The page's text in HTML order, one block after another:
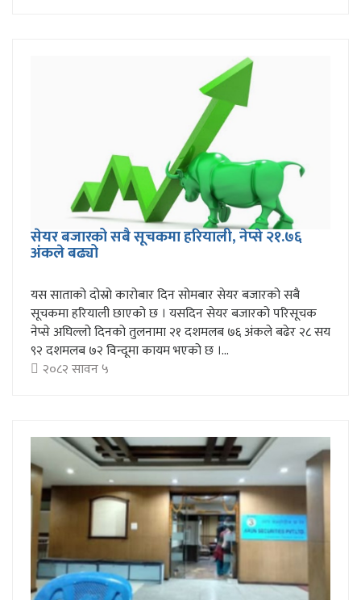
सेयर बजारको सबै सूचकमा हरियाली, नेप्से २१.७६
अंकले बढ्यो
यस साताको दोस्रो कारोबार दिन सोमबार सेयर बजारको सबै
सूचकमा हरियाली छाएको छ । यसदिन सेयर बजारको परिसूचक
नेप्से अघिल्लो दिनको तुलनामा २१ दशमलब ७६ अंकले बढेर २८ सय
९२ दशमलब ७२ विन्दूमा कायम भएको छ ।...
२०८२ सावन ५